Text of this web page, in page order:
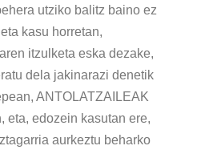
utziko balitz baino ez
kasu horretan,
itzulketa eska dezake,
dela jakinarazi denetik
ANTOLATZAILEAK
eta, edozein kasutan ere,
aurkeztu beharko